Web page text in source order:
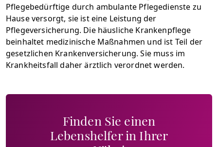
Pflegebedürftige durch ambulante Pflegedienste zu
Hause versorgt, sie ist eine Leistung der
Pflegeversicherung. Die häusliche Krankenpflege
beinhaltet medizinische Maßnahmen und ist Teil der
gesetzlichen Krankenversicherung. Sie muss im
Krankheitsfall daher ärztlich verordnet werden.
Finden Sie einen
Lebenshelfer in Ihrer